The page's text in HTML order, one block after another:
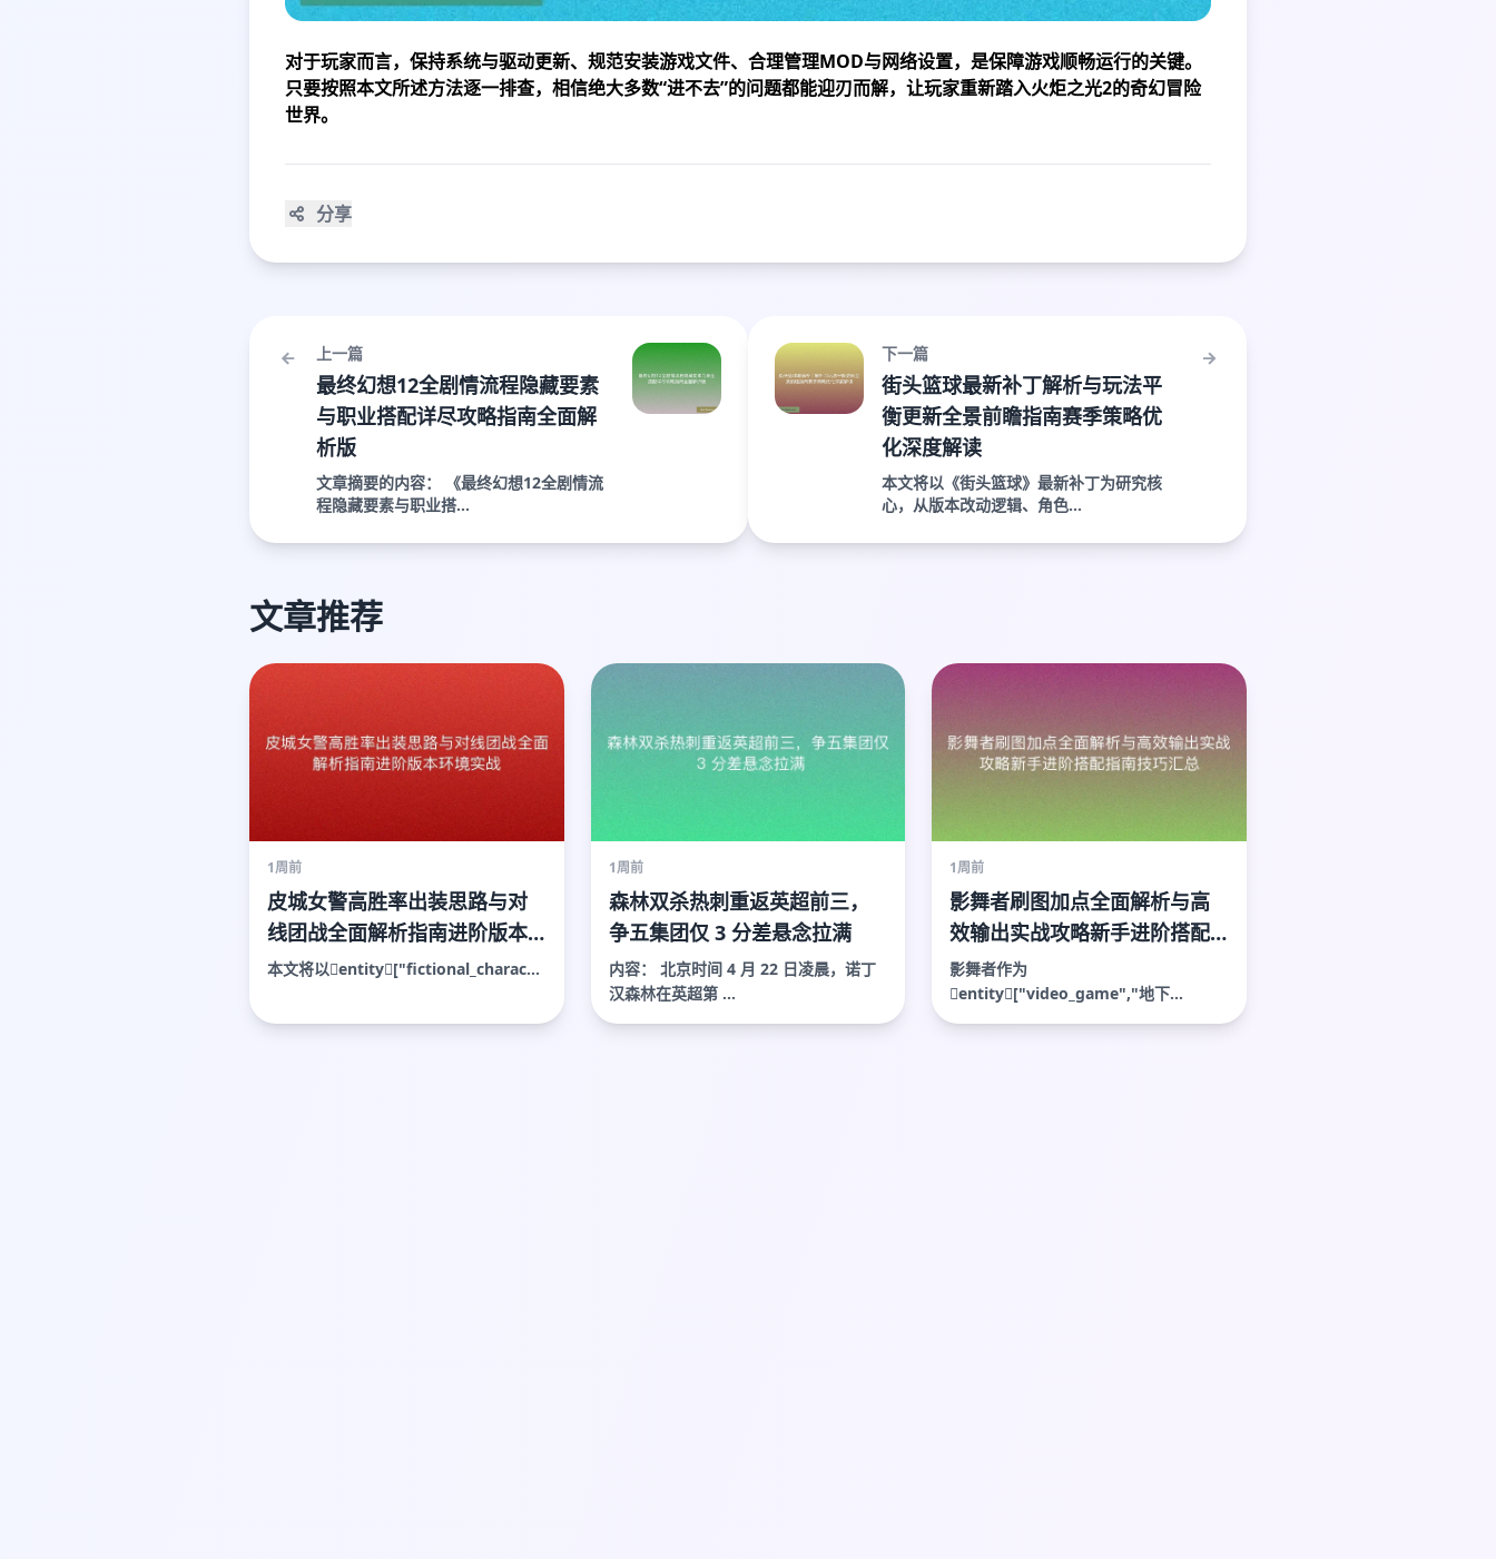
对于玩家而言，保持系统与驱动更新、规范安装游戏文件、合理管理MOD与网络设置，是保障游戏顺畅运行的关键。
只要按照本文所述方法逐一排查，相信绝大多数“进不去”的问题都能迎刃而解，让玩家重新踏入火炬之光2的奇幻冒险
世界。
分享
上一篇
最终幻想12全剧情流程隐藏要素
与职业搭配详尽攻略指南全面解
析版
文章摘要的内容： 《最终幻想12全剧情流
程隐藏要素与职业搭...
下一篇
街头篮球最新补丁解析与玩法平
衡更新全景前瞻指南赛季策略优
化深度解读
本文将以《街头篮球》最新补丁为研究核
心，从版本改动逻辑、角色...
文章推荐
1周前
皮城女警高胜率出装思路与对
线团战全面解析指南进阶版本
环境实战
本文将以entity["fictional_charac...
1周前
森林双杀热刺重返英超前三，
争五集团仅 3 分差悬念拉满
内容： 北京时间 4 月 22 日凌晨，诺丁
汉森林在英超第 ...
1周前
影舞者刷图加点全面解析与高
效输出实战攻略新手进阶搭配
指南技巧汇总
影舞者作为
entity["video_game","地下...